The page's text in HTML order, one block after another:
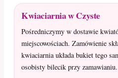
Kwiaciarnia w Czyste
Pośredniczymy w dostawie
miejscowościach. Zamówienie
kwiaciarnia układa bukiet tego
osobisty bilecik przy zamawianiu.